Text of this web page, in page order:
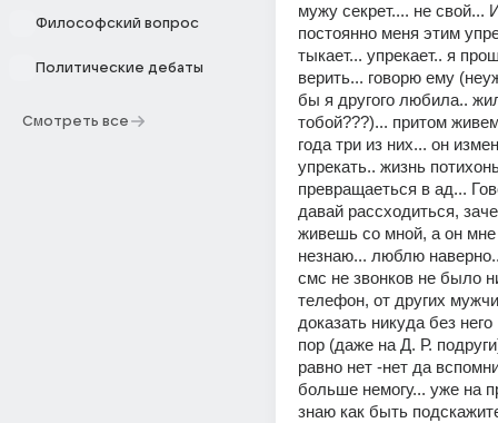
Философский вопрос
Политические дебаты
Смотреть все
мужу секрет.... не свой...
постоянно меня этим
тыкает... упрекает.. я
верить... говорю ему
бы я другого любила..
тобой???)... притом
года три из них... он
упрекать.. жизнь
превращаеться в ад...
давай рассходиться,
живешь со мной, а он мне
незнаю... люблю
смс не звонков не было
телефон, от других
доказать никуда без
пор (даже на Д. Р.
равно нет -нет да
больше немогу... уже на
знаю как быть